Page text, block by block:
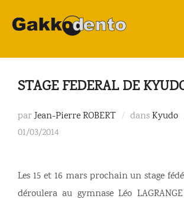
STAGE FEDERAL DE
parJean-Pierre ROBERT dansKyudo
01/03/2014
Les 15 et 16 mars prochain un stage
déroulera au gymnase Léo